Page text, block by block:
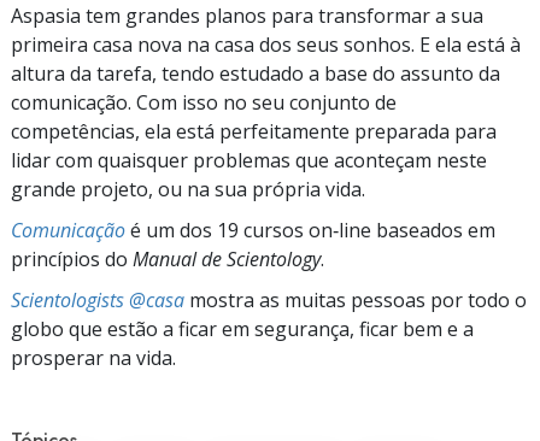
Aspasia tem grandes planos para transformar a sua
primeira casa nova na casa dos seus sonhos. E ela está à
altura da tarefa, tendo estudado a base do assunto da
comunicação. Com isso no seu conjunto de
competências, ela está perfeitamente preparada para
lidar com quaisquer problemas que aconteçam neste
grande projeto, ou na sua própria vida.
Comunicaçãoé um dos 19 cursos on‑line baseados em
princípios do Manual de Scientology.
Scientologists @casa mostra as muitas pessoas por todo o
globo que estão a ficar em segurança, ficar bem e a
prosperar na vida.